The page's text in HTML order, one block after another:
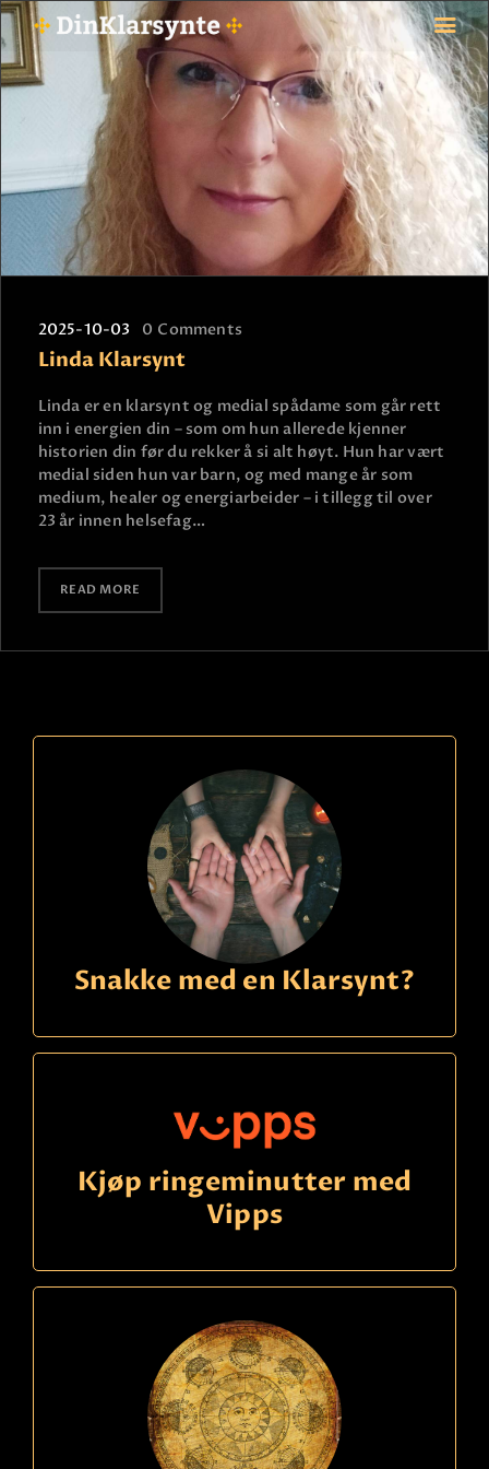
FORSIDE
ASTROLOGI
STJERNETEGN
TAROTKORT
KLARSYNTE
BETALING
VIPPS
JOBBE SOM KLARSYNT
FAQ
KONTAKT OSS
2025-10-03 0 Comments
Linda Klarsynt
Linda er en klarsynt og medial spådame som går rett
inn i energien din – som om hun allerede kjenner
historien din før du rekker å si alt høyt. Hun har vært
medial siden hun var barn, og med mange år som
medium, healer og energiarbeider – i tillegg til over
23 år innen helsefag…
READ MORE
Snakke med en Klarsynt?
Kjøp ringeminutter med
Vipps